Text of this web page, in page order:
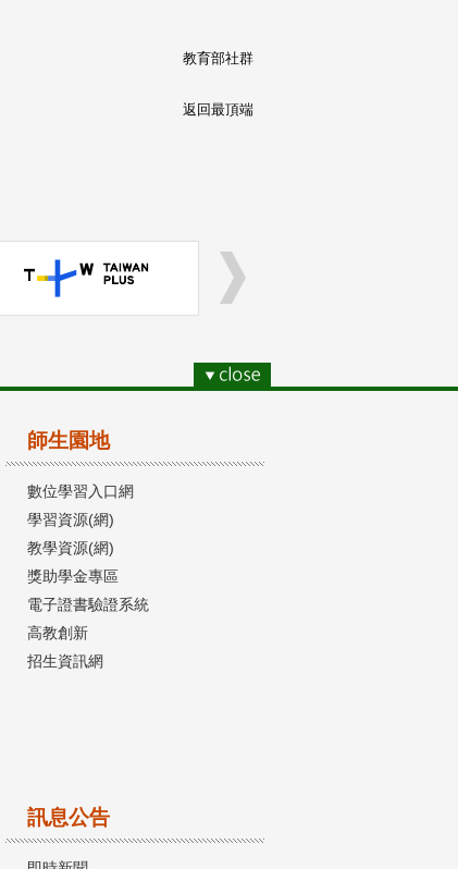
教育部社群
返回最頂端
師生園地
數位學習入口網
學習資源(網)
教學資源(網)
獎助學金專區
電子證書驗證系統
高教創新
招生資訊網
訊息公告